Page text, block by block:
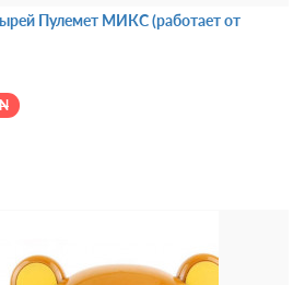
Пулемет МИКС (работает от